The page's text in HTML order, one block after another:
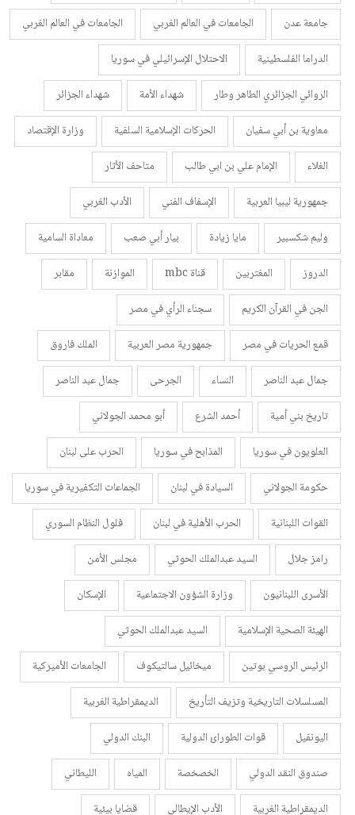
جامعة عدن
الجامعات في العالم الغربي
الجامعات في العالم الغربي
الدراما الفلسطينية
الاحتلال الإسرائيلي في سوريا
الروائي الجزائري الطاهر وطار
شهداء الأمة
شهداء الجزائر
معاوية بن أبي سفيان
الحركات الإسلامية السلفية
وزارة الإقتصاد
الغلاء
الإمام علي بن ابي طالب
متاحف الأثار
جمهورية ليبيا العربية
الإسفاف الفني
الأدب الغربي
وليم شكسبير
مايا زيادة بيار أبي صعب
معاداة السامية
الدروز
المغتربين قناة mbc الموازنة
مقابر
الجن في القرآن الكريم
سجناء الرأي في مصر
قمع الحريات في مصر
جمهورية مصر العربية
الملك فاروق
جمال عبد الناصر
النساء الجرحى
جمال عبد الناصر
تاريخ بني أمية
أحمد الشرع
أبو محمد الجولاني
العلويون في سوريا
المذابح في سوريا
الحرب على لبنان
حكومة الجولاني
السيادة في لبنان
الجماعات التكفيرية في سوريا
القوات اللبنانية
الحرب الأهلية في لبنان
فلول النظام السوري
رامز جلال
السيد عبدالملك الحوثي
مجلس الأمن
الأسرى اللبنانيون
وزارة الشؤون الاجتماعية
الإسكان
الهيئة الصحية الإسلامية
السيد عبدالملك الحوثي
الرئيس الروسي بوتين
ميخائيل سالتيكوف
الجامعات الأميركية
المسلسلات التاريخية وتزيف التأريخ
الديمقراطية الغربية
اليونفيل
قوات الطورائ الدولية
البنك الدولي
صندوق النقد الدولي
الخصخصة المياه
الليطاني
الديمقراطية الغربية
الأدب الإيطالي قضايا بيئية